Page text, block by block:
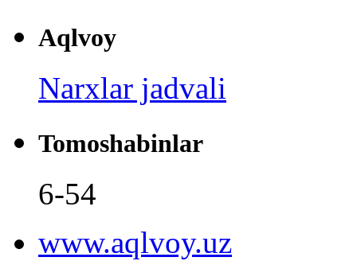
Aqlvoy
Narxlar jadvali
Tomoshabinlar
6-54
www.aqlvoy.uz